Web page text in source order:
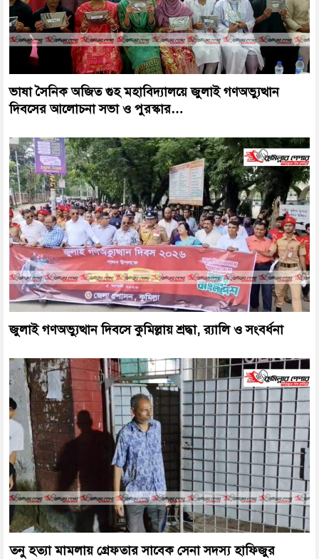
ভাষা সৈনিক অজিত গুহ মহাবিদ্যালয়ে জুলাই গণঅভ্যুত্থান
দিবসের আলোচনা সভা ও পুরস্কার…
জুলাই গণঅভ্যুত্থান দিবসে কুমিল্লায় শ্রদ্ধা, র‍্যালি ও সংবর্ধনা
তনু হত্যা মামলায় গ্রেফতার সাবেক সেনা সদস্য হাফিজুর